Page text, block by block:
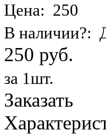
Цена: 250
В наличии?:
250 руб.
за 1шт.
Заказать